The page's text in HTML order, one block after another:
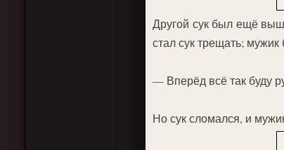
Другой сук был ещё
стал сук трещать;
— Вперёд всё так буду
Но сук сломался, и